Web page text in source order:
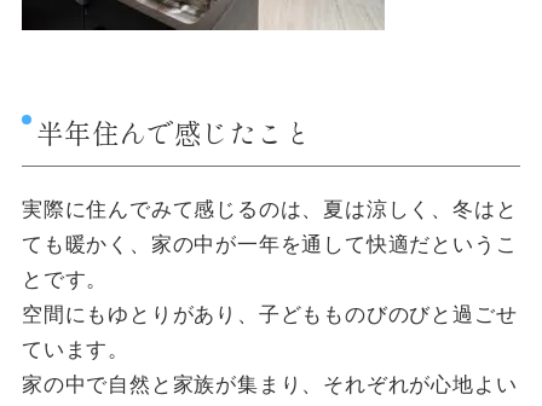
半年住んで感じたこと
実際に住んでみて感じるのは、夏は涼しく、冬はと
ても暖かく、家の中が一年を通して快適だというこ
とです。
空間にもゆとりがあり、子どもものびのびと過ごせ
ています。
家の中で自然と家族が集まり、それぞれが心地よい